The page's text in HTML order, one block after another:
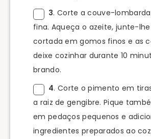
3. Corte a couve-
fina. Aqueça o azeite, junte-
cortada em gomos finos e as
deixe cozinhar durante 10
brando.
4. Corte o pimento em
a raiz de gengibre. Pique
em pedaços pequenos e
ingredientes preparados ao